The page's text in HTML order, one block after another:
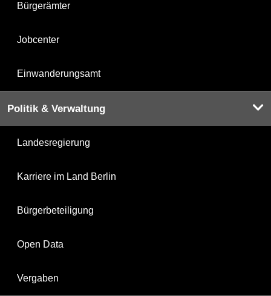
Bürgerämter
Jobcenter
Einwanderungsamt
Politik & Verwaltung
Landesregierung
Karriere im Land Berlin
Bürgerbeteiligung
Open Data
Vergaben